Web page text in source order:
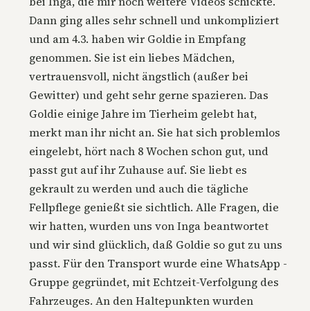
Dann ging alles sehr schnell und unkompliziert
und am 4.3. haben wir Goldie in Empfang
genommen. Sie ist ein liebes Mädchen,
vertrauensvoll, nicht ängstlich (außer bei
Gewitter) und geht sehr gerne spazieren. Das
Goldie einige Jahre im Tierheim gelebt hat,
merkt man ihr nicht an. Sie hat sich problemlos
eingelebt, hört nach 8 Wochen schon gut, und
passt gut auf ihr Zuhause auf. Sie liebt es
gekrault zu werden und auch die tägliche
Fellpflege genießt sie sichtlich. Alle Fragen, die
wir hatten, wurden uns von Inga beantwortet
und wir sind glücklich, daß Goldie so gut zu uns
passt. Für den Transport wurde eine WhatsApp -
Gruppe gegründet, mit Echtzeit-Verfolgung des
Fahrzeuges. An den Haltepunkten wurden